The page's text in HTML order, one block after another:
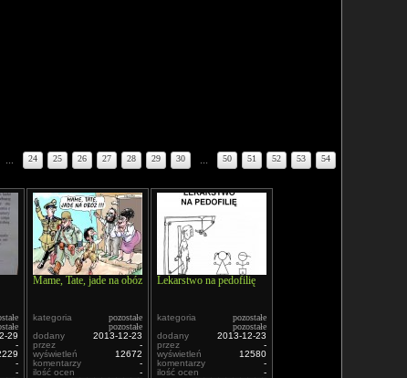
... 24 25 26 27 28 29 30 ... 50 51 52 53 54
29
-
-
-
Mame, Tate, jade na obóz
kategoria
pozostałe
pozostałe
dodany
2013-12-23
przez
-
wyświetleń
12672
komentarzy
-
ilość ocen
-
Lekarstwo na pedofilię
kategoria
pozostałe
pozostałe
dodany
2013-12-23
przez
-
wyświetleń
12580
komentarzy
-
ilość ocen
-